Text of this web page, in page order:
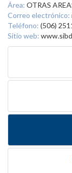
Área: OTRAS
Correo electrónico:
Teléfono: (506)
Sitio web: